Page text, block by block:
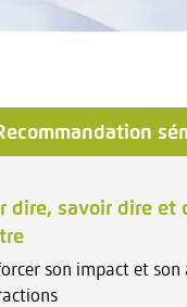
dire, savoir dire et
son impact et son